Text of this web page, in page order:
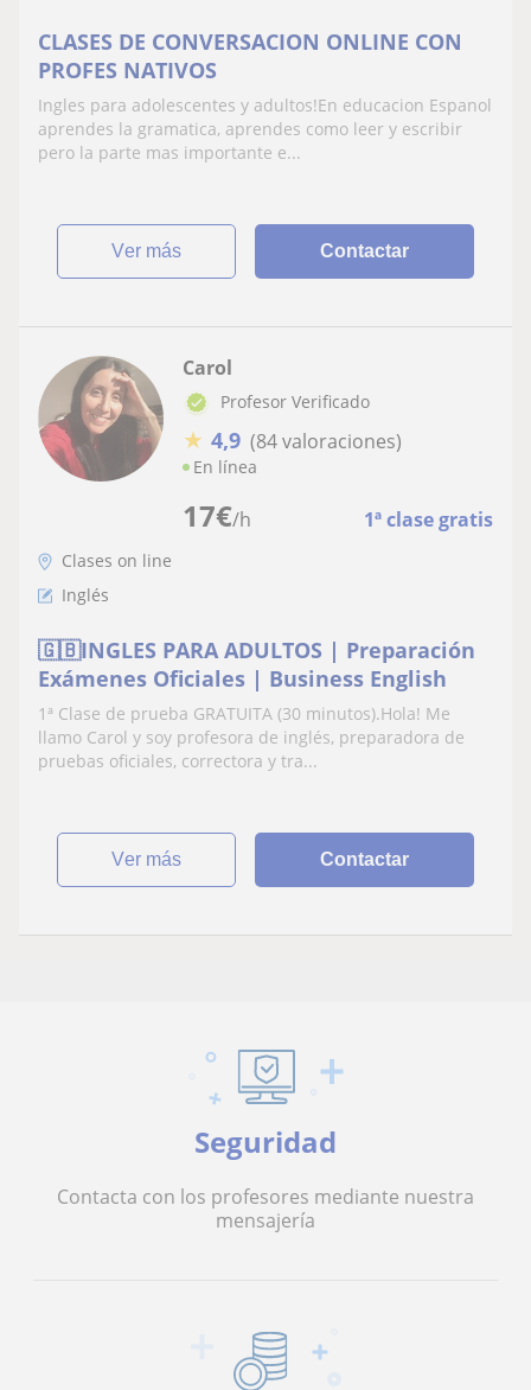
CLASES DE CONVERSACION ONLINE CON
PROFES NATIVOS
Ingles para adolescentes y adultos!En educacion Espanol
aprendes la gramatica, aprendes como leer y escribir
pero la parte mas importante e...
ver más Contactar
17€/h 1ª clase gratis
Carol
Profesor Verificado
★ 4,9 (84 valoraciones)
En línea
Clases on line
Inglés
🇬🇧INGLES PARA ADULTOS | Preparación
Exámenes Oficiales | Business English
1ª Clase de prueba GRATUITA (30 minutos).Hola! Me
llamo Carol y soy profesora de inglés, preparadora de
pruebas oficiales, correctora y tra...
ver más Contactar
Seguridad
Contacta con los profesores mediante nuestra
mensajería